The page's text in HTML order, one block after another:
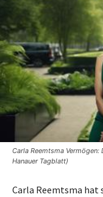
Carla Reemtsma
Hanauer Tagblatt)
Carla Reemtsma hat